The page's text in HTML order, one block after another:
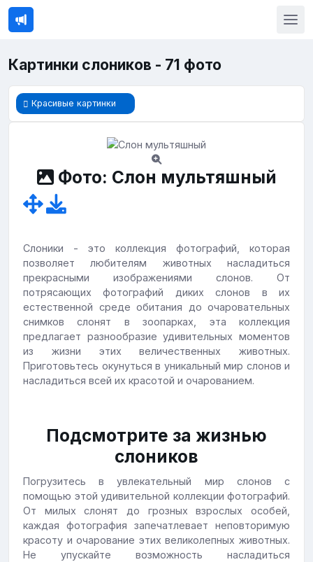
Картинки слоников - 71 фото
Красивые картинки
Фото: Слон мультяшный
Слоники - это коллекция фотографий, которая
позволяет любителям животных насладиться
прекрасными изображениями слонов. От
потрясающих фотографий диких слонов в их
естественной среде обитания до очаровательных
снимков слонят в зоопарках, эта коллекция
предлагает разнообразие удивительных моментов
из жизни этих величественных животных.
Приготовьтесь окунуться в уникальный мир слонов и
насладиться всей их красотой и очарованием.
Подсмотрите за жизнью
слоников
Погрузитесь в увлекательный мир слонов с
помощью этой удивительной коллекции фотографий.
От милых слонят до грозных взрослых особей,
каждая фотография запечатлевает неповторимую
красоту и очарование этих великолепных животных.
Не упускайте возможность насладиться